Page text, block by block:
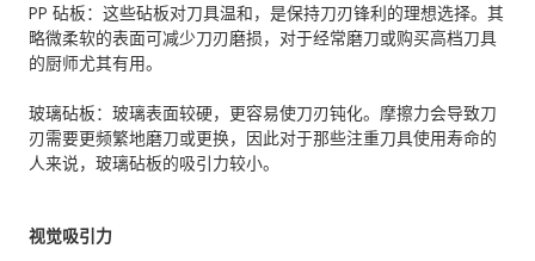
PP 砧板：这些砧板对刀具温和，是保持刀刃锋利的理想选择。其
略微柔软的表面可减少刀刃磨损，对于经常磨刀或购买高档刀具
的厨师尤其有用。
玻璃砧板：玻璃表面较硬，更容易使刀刃钝化。摩擦力会导致刀
刃需要更频繁地磨刀或更换，因此对于那些注重刀具使用寿命的
人来说，玻璃砧板的吸引力较小。
视觉吸引力